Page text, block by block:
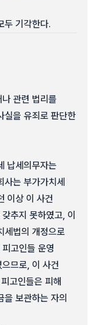
두 기각한다.
관련 법리를
실을 유죄로 판단한
납세의무자는
는 부가가치세
이상 이 사건
추지 못하였고, 이
세법의 개정으로
고인들 운영
므로, 이 사건
고인들은 피해
보관하는 자의